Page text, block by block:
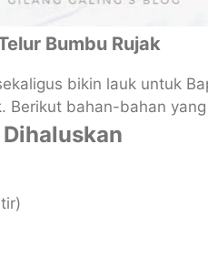
Bumbu Rujak
bikin lauk untuk
Berikut bahan-bahan